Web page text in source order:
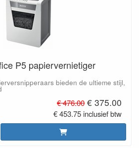
P5 papiervernietiger
bieden de ultieme stijl,
€ 476.00 € 375.00
€ 453.75 inclusief btw